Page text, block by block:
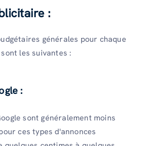
:
générales pour chaque
les suivantes :
:
sont généralement moins
ces types d'annonces